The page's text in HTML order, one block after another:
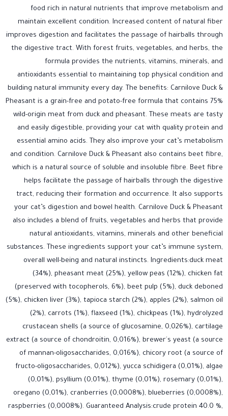
food rich in natural nutrients that improve metabolism and
maintain excellent condition. Increased content of natural fiber
improves digestion and facilitates the passage of hairballs through
the digestive tract. With forest fruits, vegetables, and herbs, the
formula provides the nutrients, vitamins, minerals, and
antioxidants essential to maintaining top physical condition and
building natural immunity every day. The benefits: Carnilove Duck &
Pheasant is a grain-free and potato-free formula that contains 75%
wild-origin meat from duck and pheasant. These meats are tasty
and easily digestible, providing your cat with quality protein and
essential amino acids. They also improve your cat’s metabolism
and condition. Carnilove Duck & Pheasant also contains beet fibre,
which is a natural source of soluble and insoluble fibre. Beet fibre
helps facilitate the passage of hairballs through the digestive
tract, reducing their formation and occurrence. It also supports
your cat’s digestion and bowel health. Carnilove Duck & Pheasant
also includes a blend of fruits, vegetables and herbs that provide
natural antioxidants, vitamins, minerals and other beneficial
substances. These ingredients support your cat’s immune system,
overall well-being and natural instincts. Ingredients:duck meat
(34%), pheasant meat (25%), yellow peas (12%), chicken fat
(preserved with tocopherols, 6%), beet pulp (5%), duck deboned
(5%), chicken liver (3%), tapioca starch (2%), apples (2%), salmon oil
(2%), carrots (1%), flaxseed (1%), chickpeas (1%), hydrolyzed
crustacean shells (a source of glucosamine, 0,026%), cartilage
extract (a source of chondroitin, 0,016%), brewer´s yeast (a source
of mannan-oligosaccharides, 0,016%), chicory root (a source of
fructo-oligosaccharides, 0,012%), yucca schidigera (0,01%), algae
(0,01%), psyllium (0,01%), thyme (0,01%), rosemary (0,01%),
oregano (0,01%), cranberries (0,0008%), blueberries (0,0008%),
raspberries (0,0008%). Guaranteed Analysis:crude protein 40.0 %,